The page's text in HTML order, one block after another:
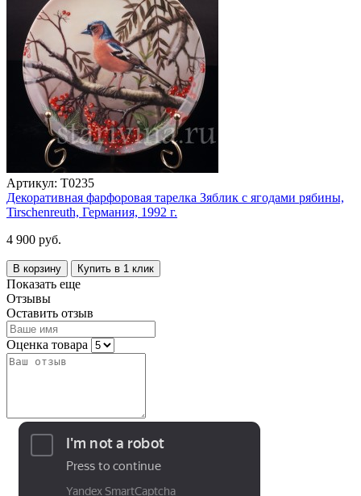
Артикул: T0235
Декоративная фарфоровая тарелка Зяблик с ягодами рябины,
Tirschenreuth, Германия, 1992 г.
4 900 руб.
В корзину Купить в 1 клик
Показать еще
Отзывы
Оставить отзыв
Оценка товара